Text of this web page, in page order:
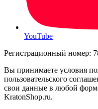
YouTube
Регистрационный номер:
Вы принимаете условия
пользовательского
свои данные в любой
KratonShop.ru.